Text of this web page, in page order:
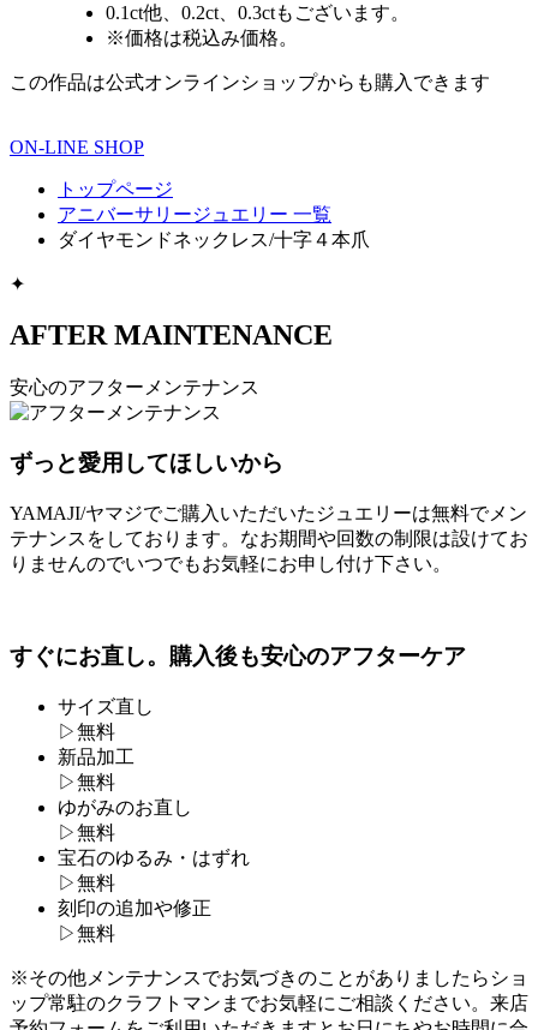
0.1ct他、0.2ct、0.3ctもございます。
※価格は税込み価格。
この作品は公式オンラインショップからも購入できます
ON-LINE SHOP
トップページ
アニバーサリージュエリー 一覧
ダイヤモンドネックレス/十字４本爪
✦
AFTER MAINTENANCE
安心のアフターメンテナンス
ずっと愛用してほしいから
YAMAJI/ヤマジでご購入いただいたジュエリーは無料でメン
テナンスをしております。なお期間や回数の制限は設けてお
りませんのでいつでもお気軽にお申し付け下さい。
すぐにお直し。購入後も安心のアフターケア
サイズ直し
▷無料
新品加工
▷無料
ゆがみのお直し
▷無料
宝石のゆるみ・はずれ
▷無料
刻印の追加や修正
▷無料
※その他メンテナンスでお気づきのことがありましたらショ
ップ常駐のクラフトマンまでお気軽にご相談ください。来店